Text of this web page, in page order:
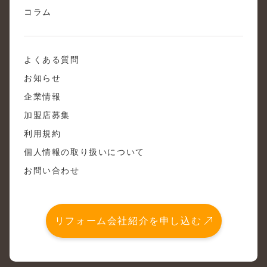
コラム
よくある質問
お知らせ
企業情報
加盟店募集
利用規約
個人情報の取り扱いについて
お問い合わせ
リフォーム会社紹介を申し込む